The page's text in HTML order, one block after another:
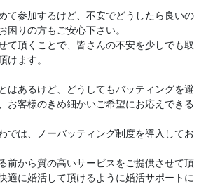
て参加するけど、不安でどうしたら良いの
困りの方もご安心下さい。
て頂くことで、皆さんの不安を少しでも取
けます。
はあるけど、どうしてもバッティングを避
お客様のきめ細かいご希望にお応えできる
では、ノーバッティング制度を導入してお
前から質の高いサービスをご提供させて頂
適に婚活して頂けるように婚活サポートに